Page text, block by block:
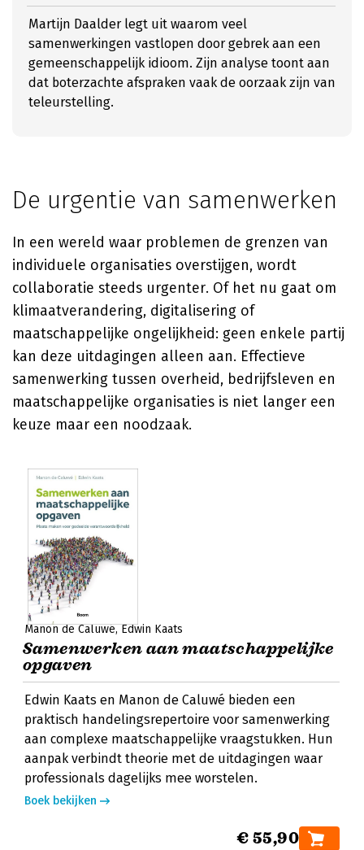
Martijn Daalder legt uit waarom veel
samenwerkingen vastlopen door gebrek aan een
gemeenschappelijk idioom. Zijn analyse toont aan
dat boterzachte afspraken vaak de oorzaak zijn van
teleurstelling.
De urgentie van samenwerken
In een wereld waar problemen de grenzen van
individuele organisaties overstijgen, wordt
collaboratie steeds urgenter. Of het nu gaat om
klimaatverandering, digitalisering of
maatschappelijke ongelijkheid: geen enkele partij
kan deze uitdagingen alleen aan. Effectieve
samenwerking tussen overheid, bedrijfsleven en
maatschappelijke organisaties is niet langer een
keuze maar een noodzaak.
Manon de Caluwé Edwin Kaats
Samenwerken aan maatschappelijke
opgaven
Edwin Kaats en Manon de Caluwé bieden een
praktisch handelingsrepertoire voor samenwerking
aan complexe maatschappelijke vraagstukken. Hun
aanpak verbindt theorie met de uitdagingen waar
professionals dagelijks mee worstelen.
Boek bekijken
€ 55,90